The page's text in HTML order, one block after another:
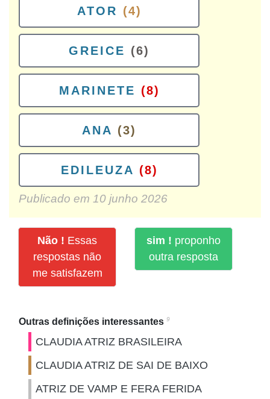
ATOR (4)
GREICE (6)
MARINETE (8)
ANA (3)
EDILEUZA (8)
Publicado em 10 junho 2026
Não ! Essas
respostas não
me satisfazem
sim ! proponho
outra resposta
Outras definições interessantes 9
CLAUDIA ATRIZ BRASILEIRA
CLAUDIA ATRIZ DE SAI DE BAIXO
ATRIZ DE VAMP E FERA FERIDA